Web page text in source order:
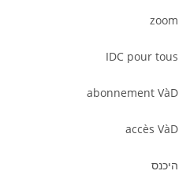
zoom
IDC pour tous
abonnement VàD
accès VàD
היכנס